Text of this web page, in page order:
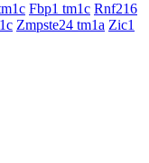
Fbp1 tm1c Rnf216
Zmpste24 tm1a Zic1